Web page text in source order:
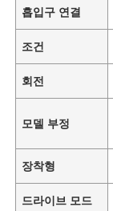
흡입구 연결
조건
회전
모델 부정
장착형
드라이브 모드